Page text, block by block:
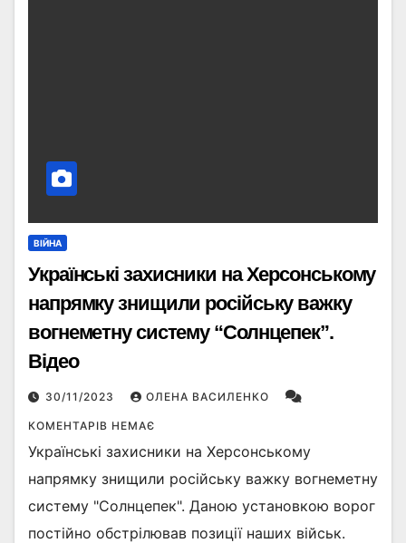
ВІЙНА
Українські захисники на Херсонському
напрямку знищили російську важку
вогнеметну систему “Солнцепек”.
Відео
30/11/2023 ОЛЕНА ВАСИЛЕНКО
КОМЕНТАРІВ НЕМАЄ
Українські захисники на Херсонському
напрямку знищили російську важку вогнеметну
систему "Солнцепек". Даною установкою ворог
постійно обстрілював позиції наших військ.